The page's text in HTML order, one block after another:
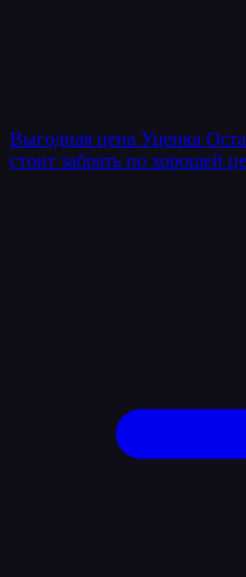
Выгодная цена Уценка
стоит забрать по хорошей